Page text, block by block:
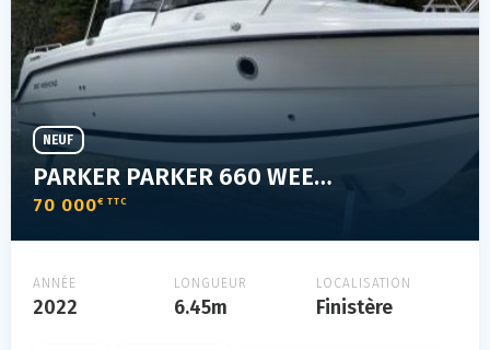
PARKER PARKER 660 WEEKEND
70 000€ TTC
NEUF
ANNÉE
2022
LONGUEUR
6.45m
LOCALISATION
Finistère